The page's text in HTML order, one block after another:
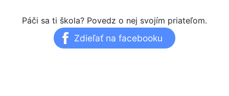
Páči sa ti škola? Povedz o nej svojím priateľom.
Zdieľať na facebooku